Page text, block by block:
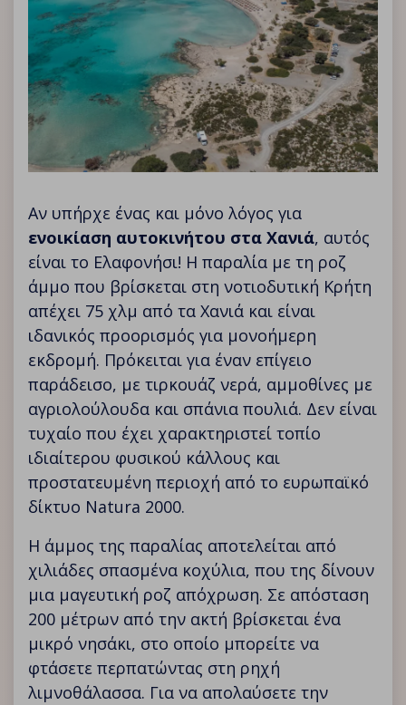
Αν υπήρχε ένας και μόνο λόγος για
ενοικίαση αυτοκινήτου στα Χανιά, αυτός
είναι το Ελαφονήσι! Η παραλία με τη ροζ
άμμο που βρίσκεται στη νοτιοδυτική Κρήτη
απέχει 75 χλμ από τα Χανιά και είναι
ιδανικός προορισμός για μονοήμερη
εκδρομή. Πρόκειται για έναν επίγειο
παράδεισο, με τιρκουάζ νερά, αμμοθίνες με
αγριολούλουδα και σπάνια πουλιά. Δεν είναι
τυχαίο που έχει χαρακτηριστεί τοπίο
ιδιαίτερου φυσικού κάλλους και
προστατευμένη περιοχή από το ευρωπαϊκό
δίκτυο Natura 2000.
Η άμμος της παραλίας αποτελείται από
χιλιάδες σπασμένα κοχύλια, που της δίνουν
μια μαγευτική ροζ απόχρωση. Σε απόσταση
200 μέτρων από την ακτή βρίσκεται ένα
μικρό νησάκι, στο οποίο μπορείτε να
φτάσετε περπατώντας στη ρηχή
λιμνοθάλασσα. Για να απολαύσετε την